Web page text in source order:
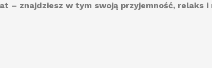
– znajdziesz w tym swoją przyjemność, relaks